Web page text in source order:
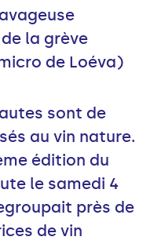
la grève
de Loéva)
sont de
au vin nature.
édition du
le samedi 4
près de
de vin